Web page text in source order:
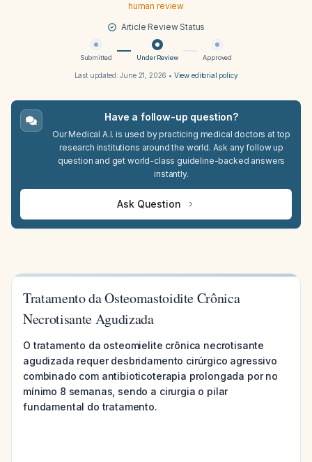
human review
Article Review Status
Submitted Under Review Approved
Last updated:June 21, 2026 • View editorial policy
Have a follow-up question?
Our Medical A.I. is used by practicing medical doctors at top
research institutions around the world. Ask any follow up
question and get world-class guideline-backed answers
instantly.
Ask Question
Tratamento da Osteomastoidite Crônica
Necrotisante Agudizada
O tratamento da osteomielite crônica necrotisante
agudizada requer desbridamento cirúrgico agressivo
combinado com antibioticoterapia prolongada por no
mínimo 8 semanas, sendo a cirurgia o pilar
fundamental do tratamento.